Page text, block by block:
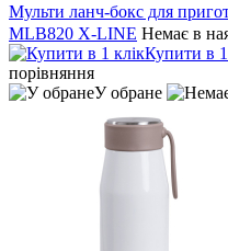
Мульти ланч-бокс для
MLB820 X-LINE Немає в
Купити в 1
порівняння
У обране